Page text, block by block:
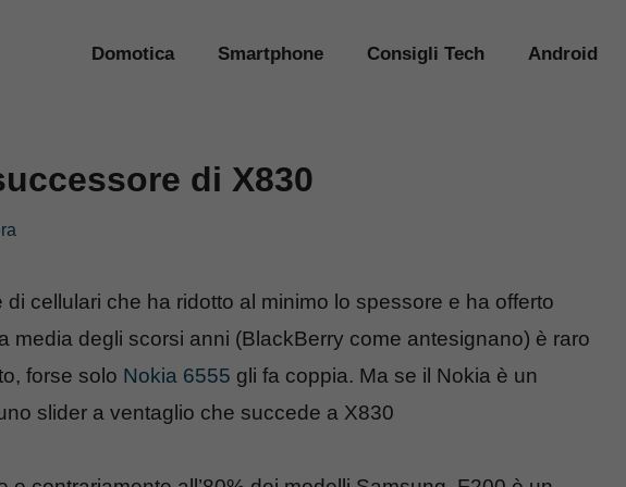
Domotica Smartphone Consigli Tech Android
di X830
cellulari che ha ridotto al minimo lo spessore e ha offerto
media degli scorsi anni (BlackBerry come antesignano) è raro
forse solo Nokia 6555 gli fa coppia. Ma se il Nokia è un
slider a ventaglio che succede a X830